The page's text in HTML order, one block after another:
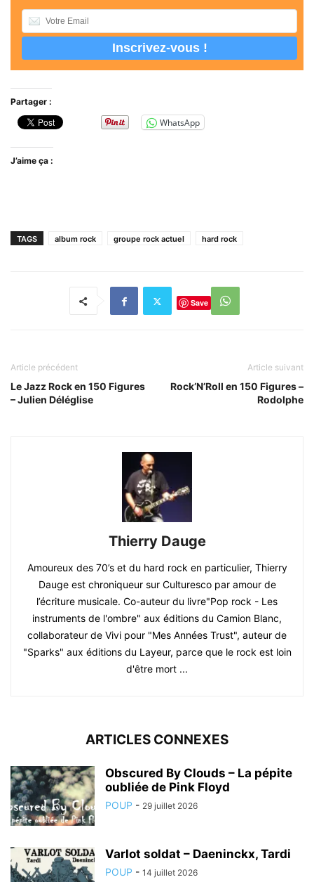
Partager :
WhatsApp
J’aime ça :
TAGS album rock groupe rock actuel hard rock
Save
Article précédent
Le Jazz Rock en 150 Figures
– Julien Déléglise
Article suivant
Rock’N’Roll en 150 Figures –
Rodolphe
Thierry Dauge
Amoureux des 70’s et du hard rock en particulier, Thierry
Dauge est chroniqueur sur Culturesco par amour de
l’écriture musicale. Co-auteur du livre"Pop rock - Les
instruments de l'ombre" aux éditions du Camion Blanc,
collaborateur de Vivi pour "Mes Années Trust", auteur de
"Sparks" aux éditions du Layeur, parce que le rock est loin
d'être mort ...
ARTICLES CONNEXES
Obscured By Clouds – La pépite
oubliée de Pink Floyd
POUP - 29 juillet 2026
Varlot soldat – Daeninckx, Tardi
POUP - 14 juillet 2026